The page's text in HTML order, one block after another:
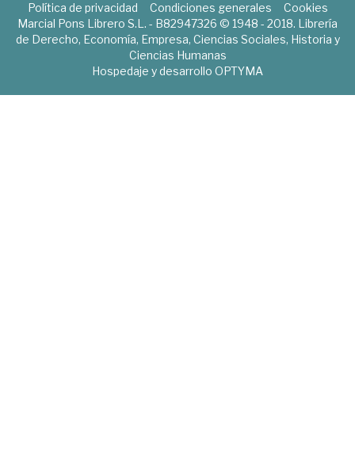
Política de privacidad Condiciones generales
Cookies
Marcial Pons Librero S.L. - B82947326 © 1948 - 2018. Librería
de Derecho, Economía, Empresa, Ciencias Sociales, Historia y
Ciencias Humanas
Hospedaje y desarrollo OPTYMA